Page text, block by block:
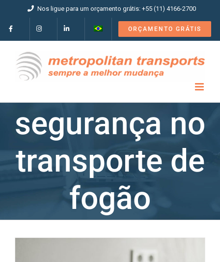
conteúdo
Nos ligue para um orçamento grátis: +55 (11) 4166-2700
ORÇAMENTO GRÁTIS
segurança no
transporte de
fogão